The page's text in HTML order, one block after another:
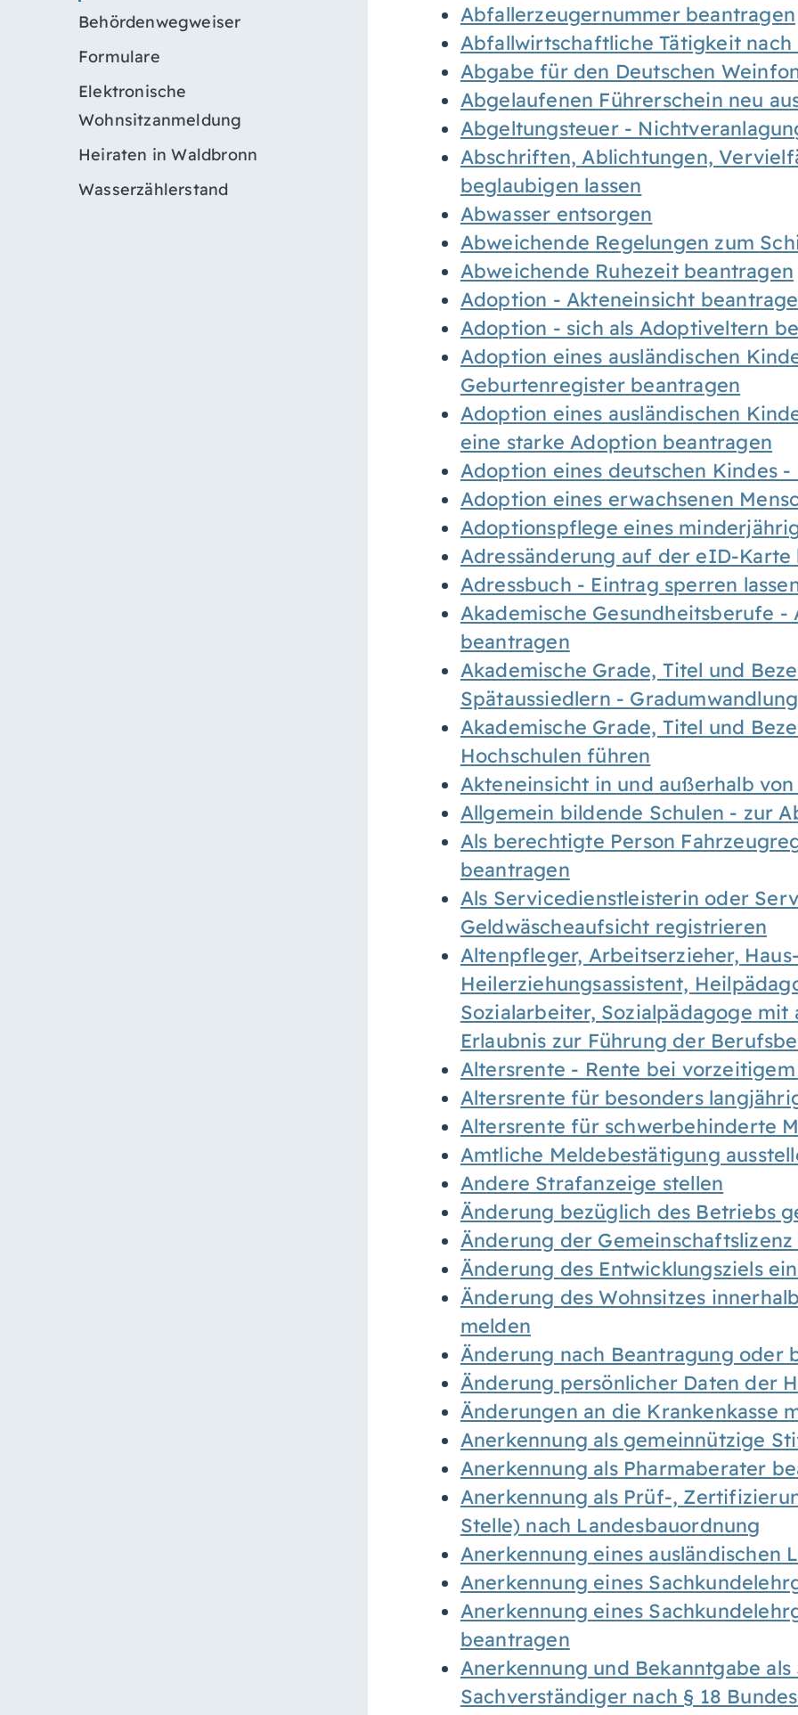
Behördenwegweiser
Formulare
Elektronische
Wohnsitzanmeldung
Heiraten in Waldbronn
Wasserzählerstand
Abfallerzeugernummer beantragen
Abfallwirtschaftliche Tätigkeit
Abgabe für den Deutschen
Abgelaufenen Führerschein neu
Abgeltungsteuer -
Abschriften, Ablichtungen,
beglaubigen lassen
Abwasser entsorgen
Abweichende Regelungen zum
Abweichende Ruhezeit beantragen
Adoption - Akteneinsicht
Adoption - sich als Adoptiveltern
Adoption eines ausländischen
Geburtenregister beantragen
Adoption eines ausländischen
eine starke Adoption beantragen
Adoption eines deutschen Kindes
Adoption eines erwachsenen
Adoptionspflege eines
Adressänderung auf der eID-Karte
Adressbuch - Eintrag sperren
Akademische Gesundheitsberufe
beantragen
Akademische Grade, Titel und
Spätaussiedlern -
Akademische Grade, Titel und
Hochschulen führen
Akteneinsicht in und außerhalb
Allgemein bildende Schulen - zur
Als berechtigte Person
beantragen
Als Servicedienstleisterin oder
Geldwäscheaufsicht registrieren
Altenpfleger, Arbeitserzieher,
Heilerziehungsassistent,
Sozialarbeiter, Sozialpädagoge
Erlaubnis zur Führung der
Altersrente - Rente bei
Altersrente für besonders
Altersrente für schwerbehinderte
Amtliche Meldebestätigung
Andere Strafanzeige stellen
Änderung bezüglich des Betriebs
Änderung der
Änderung des Entwicklungsziels
Änderung des Wohnsitzes
melden
Änderung nach Beantragung oder
Änderung persönlicher Daten der
Änderungen an die Krankenkasse
Anerkennung als gemeinnützige
Anerkennung als Pharmaberater
Anerkennung als Prüf-,
Stelle) nach Landesbauordnung
Anerkennung eines ausländischen
Anerkennung eines
Anerkennung eines
beantragen
Anerkennung und Bekanntgabe
Sachverständiger nach § 18